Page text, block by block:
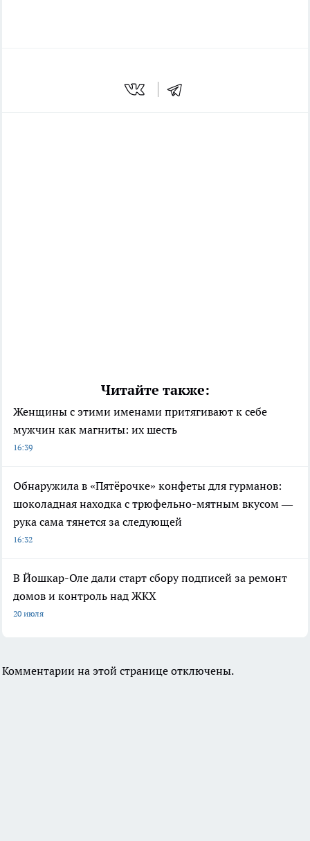
Читайте также:
Женщины с этими именами притягивают к себе
мужчин как магниты: их шесть
16:39
Обнаружила в «Пятёрочке» конфеты для гурманов:
шоколадная находка с трюфельно-мятным вкусом —
рука сама тянется за следующей
16:32
В Йошкар-Оле дали старт сбору подписей за ремонт
домов и контроль над ЖКХ
20 июля
Комментарии на этой странице отключены.